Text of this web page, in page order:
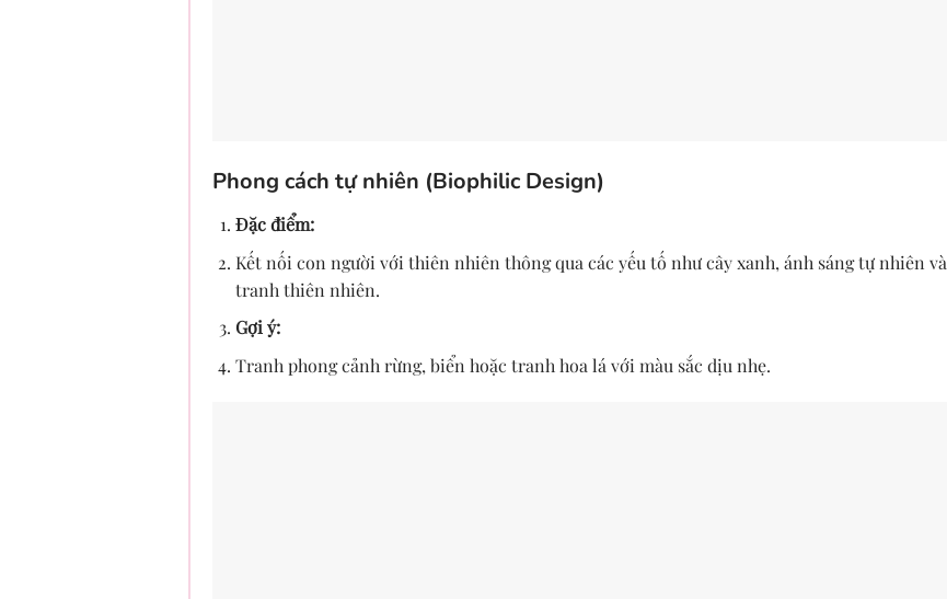
Phong cách tự nhiên (Biophilic Design)
Đặc điểm:
Kết nối con người với thiên nhiên thông qua các yếu tố như cây xanh, ánh sáng tự nhiên và
tranh thiên nhiên.
Gợi ý:
Tranh phong cảnh rừng, biển hoặc tranh hoa lá với màu sắc dịu nhẹ.